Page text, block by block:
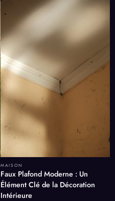
MAISON
Faux Plafond Moderne : Un
Élément Clé de la Décoration
Intérieure